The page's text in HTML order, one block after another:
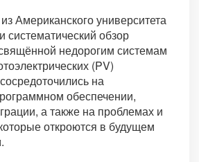
Американского университета
систематический обзор
недорогим системам
(PV)
на
обеспечении,
а также на проблемах и
откроются в будущем